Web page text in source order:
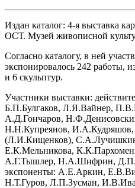
Издан каталог: 4-я выставка
ОСТ. Музей живописной
Согласно каталогу, в ней
экспонировалось 242 работы,
и 6 скульптур.
Участники выставки:
Б.П.Булгаков, Л.Я.Вайнер,
А.Д.Гончаров,
Н.Н.Купреянов,
(Л.И.Кищенков),
Е.К.Мельникова,
А.Г.Тышлер, Н.А.Шифрин,
экспоненты: А.Е.Аркин,
Н.Т.Гуров, Л.П.Зусман,